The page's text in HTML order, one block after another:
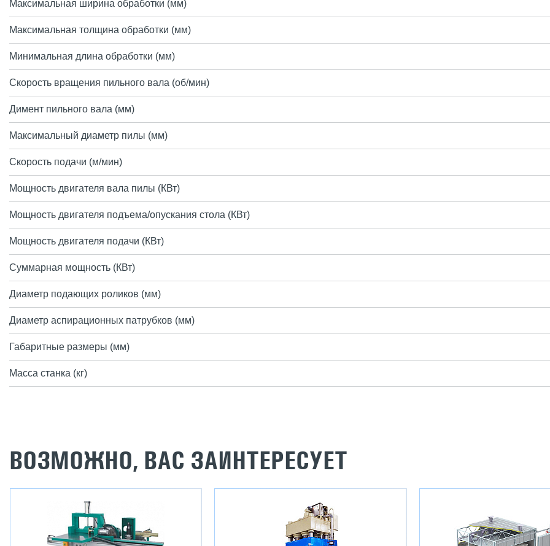
Максимальная ширина обработки (мм)
Максимальная толщина обработки (мм)
Минимальная длина обработки (мм)
Скорость вращения пильного вала (об/мин)
Димент пильного вала (мм)
Максимальный диаметр пилы (мм)
Скорость подачи (м/мин)
Мощность двигателя вала пилы (КВт)
Мощность двигателя подъема/опускания стола (КВт)
Мощность двигателя подачи (КВт)
Суммарная мощность (КВт)
Диаметр подающих роликов (мм)
Диаметр аспирационных патрубков (мм)
Габаритные размеры (мм)
Масса станка (кг)
ВОЗМОЖНО, ВАС ЗАИНТЕРЕСУЕТ